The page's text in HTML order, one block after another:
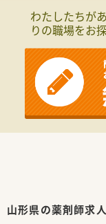
め、年齢や性
す。
■患者様との
■互いに助け
ムワーク良
【法人特徴につ
■山形県内に
安定した経営
■地域医療へ
■温厚で優し
非常に馴染み
■正社員とし
円から600万
わたしたちが
りの職場をお
山形県の薬剤師求